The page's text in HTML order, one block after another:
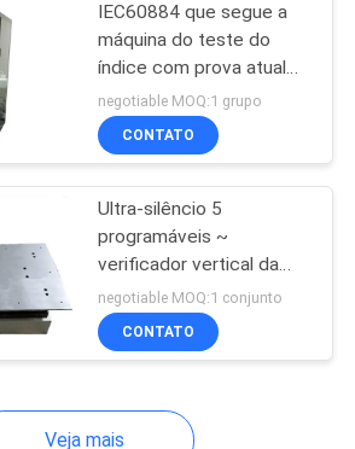
de
105
de teste do
51
IEC60884 que segue a
máquina do teste do
índice com prova atual
do escapamento elétrico
da tampa de interruptor
negotiable MOQ:1 grupo
CONTATO
Ultra-silêncio 5
programáveis ~
verificador vertical da
vibração da onda de
seno 400HZ
negotiable MOQ:1 conjunto
CONTATO
Veja mais